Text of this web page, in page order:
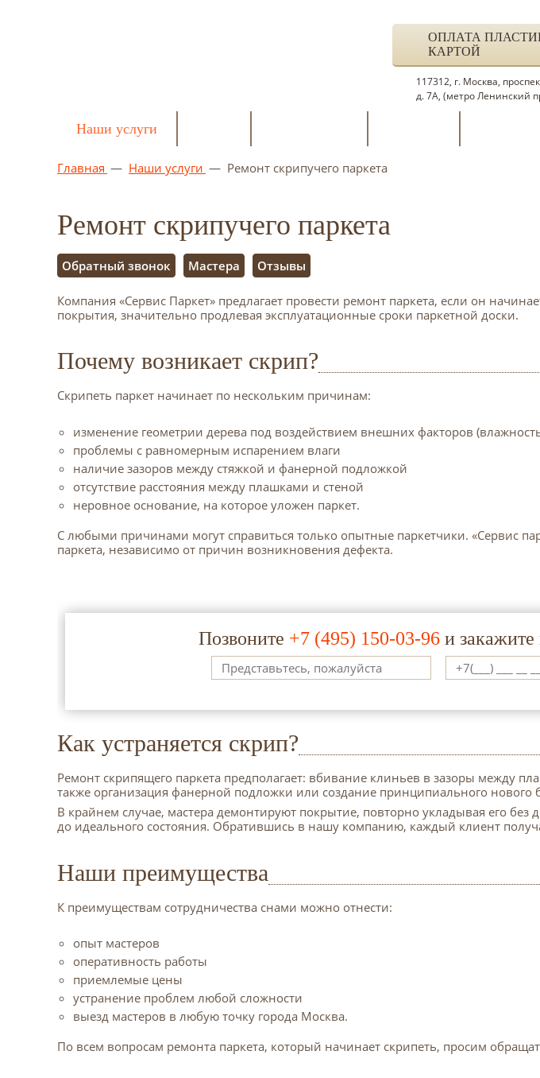
ОПЛАТА
КАРТОЙ
117312, г. Москва,
д. 7А, (метро Ленинский
Наши услуги
Главная — Наши услуги — Ремонт скрипучего паркета
Ремонт скрипучего паркета
Обратный звонок Мастера Отзывы
Компания «Сервис Паркет» предлагает провести ремонт паркета, если он
покрытия, значительно продлевая эксплуатационные сроки паркетной доски.
Почему возникает скрип?
Скрипеть паркет начинает по нескольким причинам:
изменение геометрии дерева под воздействием внешних факторов
проблемы с равномерным испарением влаги
наличие зазоров между стяжкой и фанерной подложкой
отсутствие расстояния между плашками и стеной
неровное основание, на которое уложен паркет.
С любыми причинами могут справиться только опытные паркетчики. «Сервис
паркета, независимо от причин возникновения дефекта.
Позвоните +7 (495) 150-03-96 и
Как устраняется скрип?
Ремонт скрипящего паркета предполагает: вбивание клиньев в зазоры между
также организация фанерной подложки или создание принципиального нового
В крайнем случае, мастера демонтируют покрытие, повторно укладывая его
до идеального состояния. Обратившись в нашу компанию, каждый клиент
Наши преимущества
К преимуществам сотрудничества снами можно отнести:
опыт мастеров
оперативность работы
приемлемые цены
устранение проблем любой сложности
выезд мастеров в любую точку города Москва.
По всем вопросам ремонта паркета, который начинает скрипеть, просим